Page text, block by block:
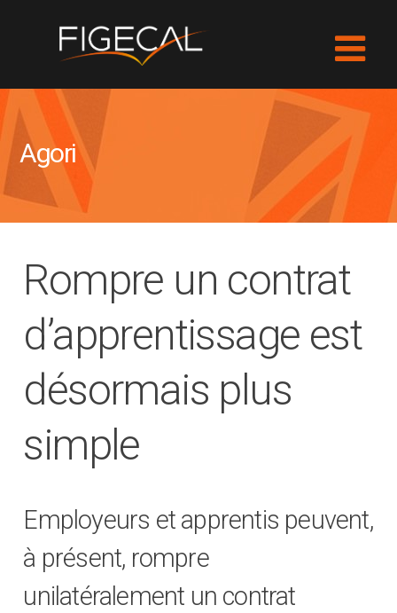
Agori
Rompre un contrat
d’apprentissage est
désormais plus
simple
Employeurs et apprentis peuvent,
à présent, rompre
unilatéralement un contrat